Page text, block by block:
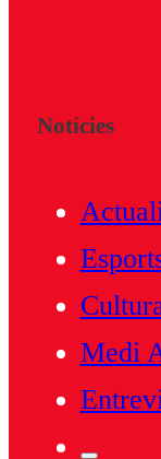
Notícies
Medi